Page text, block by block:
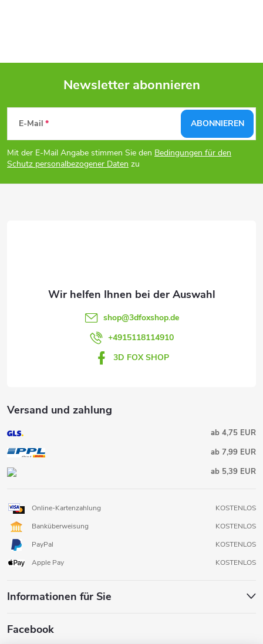
e
l
e
L
i
s
t
F
u
ß
Newsletter abonnieren
E-Mail
Mit der E-Mail Angabe stimmen Sie den Bedingungen für den
Schutz personalbezogener Daten zu
ABONNIEREN
Versand und zahlung
ab 4,75 EUR
ab 7,99 EUR
ab 5,39 EUR
Online-Kartenzahlung
KOSTENLOS
Banküberweisung
KOSTENLOS
PayPal
KOSTENLOS
Apple Pay
KOSTENLOS
Informationen für Sie
Facebook
shop@3dfoxshop.de
+4915118114910
3D FOX SHOP